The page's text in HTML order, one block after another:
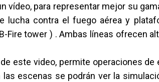
vídeo, para representar mejor su
lucha contra el fuego aérea y
Fire tower ) . Ambas líneas ofrecen
este video, permite operaciones
escenas se podrán ver la